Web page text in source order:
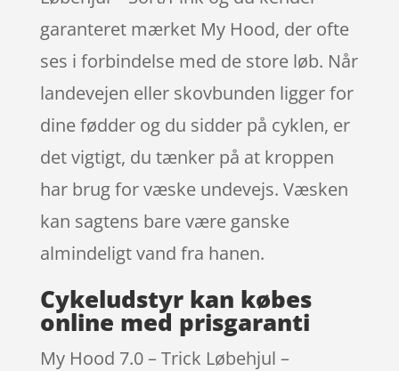
garanteret mærket My Hood, der ofte
ses i forbindelse med de store løb. Når
landevejen eller skovbunden ligger for
dine fødder og du sidder på cyklen, er
det vigtigt, du tænker på at kroppen
har brug for væske undevejs. Væsken
kan sagtens bare være ganske
almindeligt vand fra hanen.
Cykeludstyr kan købes
online med prisgaranti
My Hood 7.0 – Trick Løbehjul –